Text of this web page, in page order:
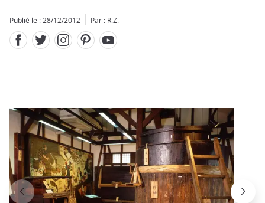
Publié le : 28/12/2012 Par : R.Z.
Fermer